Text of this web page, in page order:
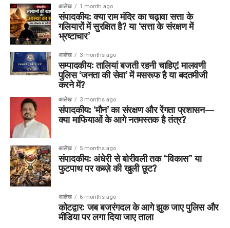
आलेख 1 month ago
संपादकीय: क्या राम मंदिर का चढ़ावा सत्ता के
गलियारों में सुरक्षित है? या ‘सत्ता के संरक्षण में
भ्रष्टाचार’
आलेख 3 months ago
सम्पादकीय: तालियां बजती रहनी चाहिए! मालवणी
पुलिस ‘जनता की सेवा’ में मसरूफ है या बदतमीजी
करने में?
आलेख 3 months ago
संपादकीय: ‘मौन’ का संरक्षण और रेंगता प्रशासन—
क्या माफियाओं के आगे नतमस्तक है तंत्र?
आलेख 5 months ago
संपादकीय: अंधेरी से बोरीवली तक “विकास” या
फुटपाथ पर कब्ज़े की खुली छूट?
आलेख 6 months ago
कोटद्वार: जब बजरंगदल के आगे झुक जाए पुलिस और
मीडिया पर लगा दिया जाए ताला